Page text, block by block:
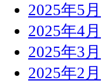
2025年5月
2025年4月
2025年3月
2025年2月